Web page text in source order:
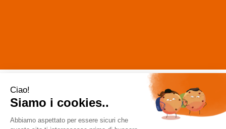
CELIACHIAMO.COM SRL
- VIA DELLA MAGLIANA, 183 00146
Roma (RM)
staff @ celiachiamo.com
| Tel.: 065506174| P.Iva:
10901621002 | Numero R.E.A.: 1212664